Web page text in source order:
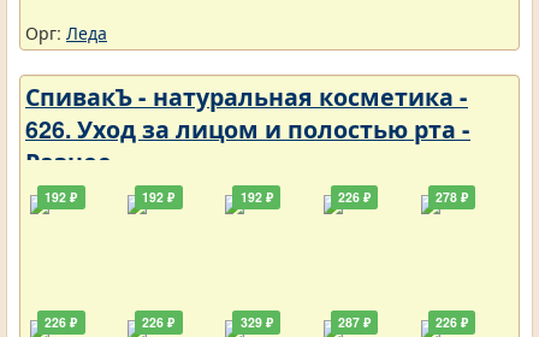
Орг: Леда
СпивакЪ - натуральная косметика -
626. Уход за лицом и полостью рта -
Разное
192 ₽
226 ₽
192 ₽
226 ₽
192 ₽
329 ₽
226 ₽
287 ₽
278 ₽
226 ₽